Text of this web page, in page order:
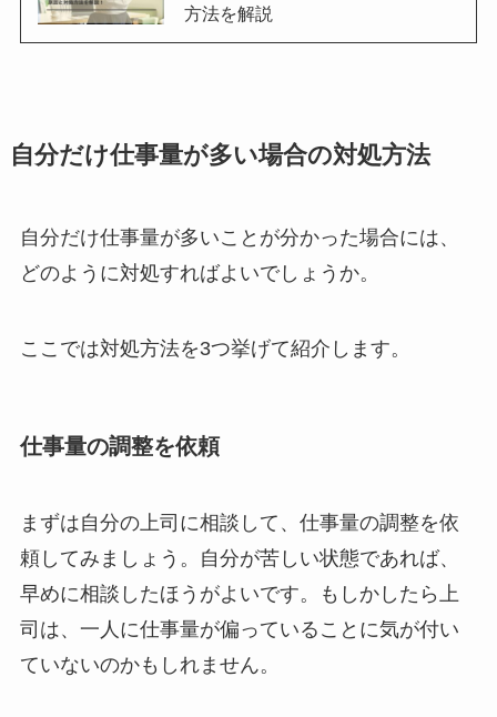
方法を解説
自分だけ仕事量が多い場合の対処方法
自分だけ仕事量が多いことが分かった場合には、
どのように対処すればよいでしょうか。
ここでは対処方法を3つ挙げて紹介します。
仕事量の調整を依頼
まずは自分の上司に相談して、仕事量の調整を依
頼してみましょう。自分が苦しい状態であれば、
早めに相談したほうがよいです。もしかしたら上
司は、一人に仕事量が偏っていることに気が付い
ていないのかもしれません。